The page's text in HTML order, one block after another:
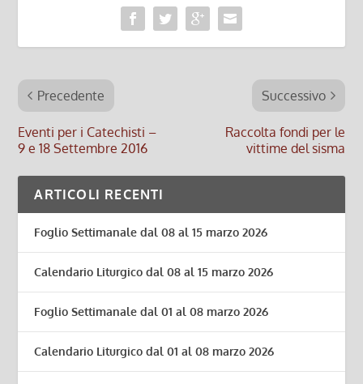
Precedente
Eventi per i Catechisti –
9 e 18 Settembre 2016
Successivo
Raccolta fondi per le
vittime del sisma
ARTICOLI RECENTI
Foglio Settimanale dal 08 al 15 marzo 2026
Calendario Liturgico dal 08 al 15 marzo 2026
Foglio Settimanale dal 01 al 08 marzo 2026
Calendario Liturgico dal 01 al 08 marzo 2026